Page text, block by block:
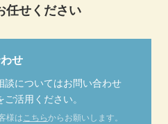
任せください
せ
談についてはお問い合わせ
ご活用ください。
様はこちらからお願いします。